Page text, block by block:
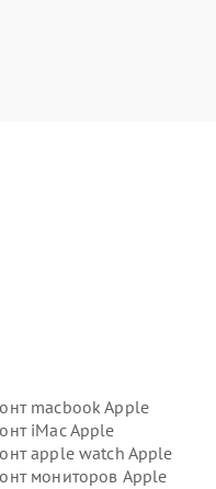
macbook Apple
iMac Apple
apple watch Apple
мониторов Apple